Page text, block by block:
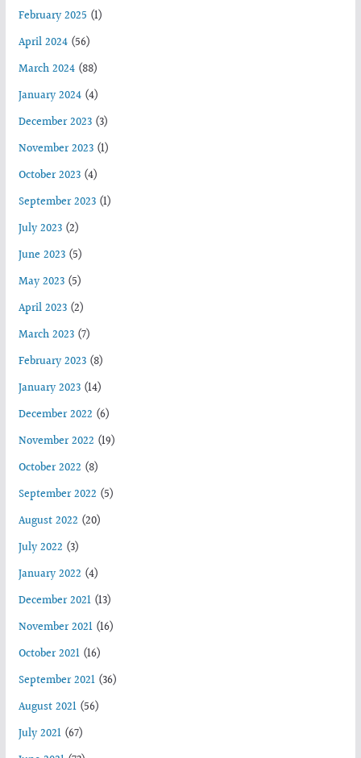
February 2025 (1)
April 2024(56)
March 2024(88)
January 2024(4)
December 2023(3)
November 2023(1)
October 2023(4)
September 2023(1)
July 2023(2)
June 2023(5)
May 2023(5)
April 2023(2)
March 2023(7)
February 2023(8)
January 2023(14)
December 2022 (6)
November 2022 (19)
October 2022 (8)
September 2022 (5)
August 2022 (20)
July 2022 (3)
January 2022 (4)
December 2021(13)
November 2021(16)
October 2021(16)
September 2021(36)
August 2021(56)
July 2021(67)